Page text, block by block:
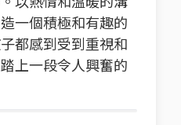
一個積極和有趣的
都感到受到重視和
上一段令人興奮的